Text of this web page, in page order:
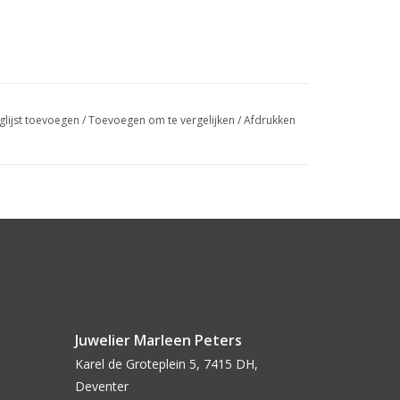
toevoegen /Toevoegen om te vergelijken /Afdrukken
Juwelier Marleen Peters
Karel de Groteplein 5, 7415 DH,
Deventer